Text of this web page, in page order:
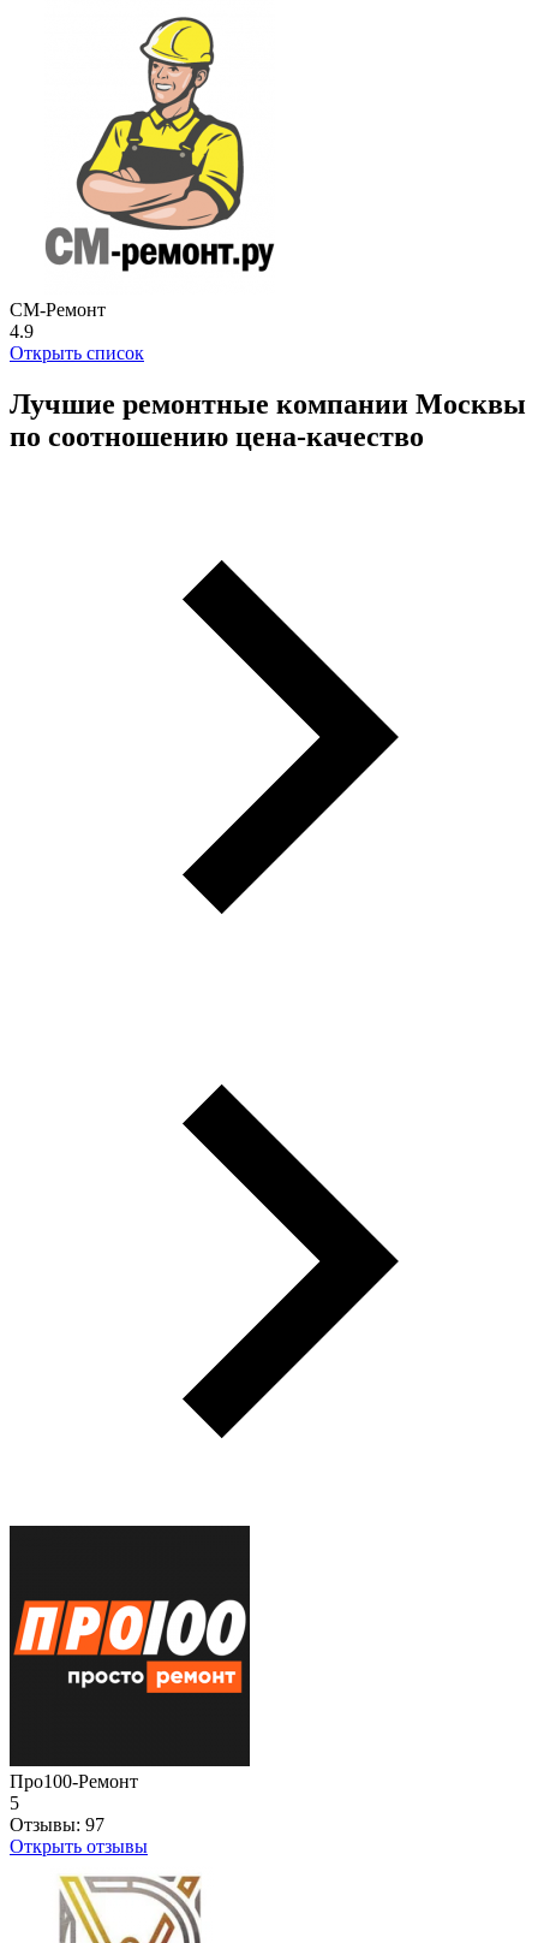
СМ-Ремонт
4.9
Открыть список
Лучшие ремонтные компании Москвы
по соотношению цена-качество
Про100-Ремонт
5
Отзывы: 97
Открыть отзывы